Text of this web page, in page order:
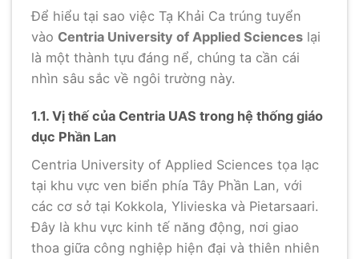
Để hiểu tại sao việc Tạ Khải Ca trúng tuyển
vào Centria University of Applied Sciences lại
là một thành tựu đáng nể, chúng ta cần cái
nhìn sâu sắc về ngôi trường này.
1.1. Vị thế của Centria UAS trong hệ thống giáo
dục Phần Lan
Centria University of Applied Sciences tọa lạc
tại khu vực ven biển phía Tây Phần Lan, với
các cơ sở tại Kokkola, Ylivieska và Pietarsaari.
Đây là khu vực kinh tế năng động, nơi giao
thoa giữa công nghiệp hiện đại và thiên nhiên